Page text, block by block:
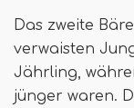
Das zweite
verwaisten
Jährling,
jünger waren.